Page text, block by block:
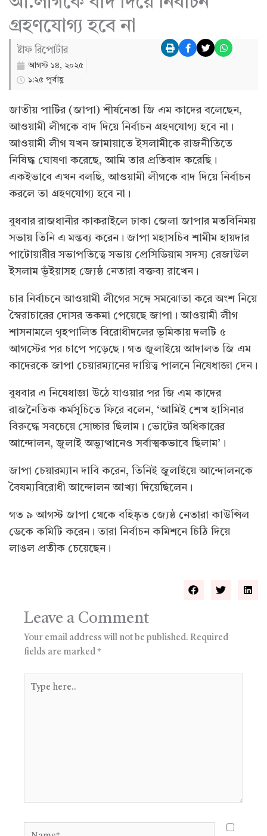
গ্রহণযোগ্য হবে না
ষ্টাফ রিপোর্টার
আগস্ট ১৪, ২০২৫
১:২৫ পূর্বাহ্ণ
জাতীয় পার্টির (জাপা) শীর্ষনেতা জি এম কাদের বলেছেন,
আওয়ামী লীগকে বাদ দিয়ে নির্বাচন গ্রহণযোগ্য হবে না।
আওয়ামী লীগ যখন জামায়াতে ইসলামীকে রাজনীতিতে
নিষিদ্ধ ঘোষণা করেছে, আমি তার প্রতিবাদ করেছি।
একইভাবে এখন বলছি, আওয়ামী লীগকে বাদ দিয়ে নির্বাচন
করলে তা গ্রহণযোগ্য হবে না।
বুধবার রাজধানীর কাকরাইলে ঢাকা জেলা জাপার মতবিনিময়
সভায় তিনি এ মন্তব্য করেন। জাপা মহাসচিব শামীম হায়দার
পাটোয়ারীর সভাপতিত্বে সভায় প্রেসিডিয়াম সদস্য রেজাউল
ইসলাম ভূঁইয়াসহ জ্যেষ্ঠ নেতারা বক্তব্য রাখেন।
চার নির্বাচনে আওয়ামী লীগের সঙ্গে সমঝোতা করে অংশ নিয়ে
স্বৈরাচারের দোসর তকমা পেয়েছে জাপা। আওয়ামী লীগ
শাসনামলে গৃহপালিত বিরোধীদলের ভূমিকায় দলটি ৫
আগস্টের পর চাপে পড়েছে। গত জুলাইয়ে আদালত জি এম
কাদেরকে জাপা চেয়ারম্যানের দায়িত্ব পালনে নিষেধাজ্ঞা দেন।
বুধবার এ নিষেধাজ্ঞা উঠে যাওয়ার পর জি এম কাদের
রাজনৈতিক কর্মসূচিতে ফিরে বলেন, ‘আমিই শেখ হাসিনার
বিরুদ্ধে সবচেয়ে সোচ্চার ছিলাম। ভোটের অধিকারের
আন্দোলন, জুলাই অভ্যুত্থানেও সর্বাত্মকভাবে ছিলাম’।
জাপা চেয়ারম্যান দাবি করেন, তিনিই জুলাইয়ে আন্দোলনকে
বৈষম্যবিরোধী আন্দোলন আখ্যা দিয়েছিলেন।
গত ৯ আগস্ট জাপা থেকে বহিষ্কৃত জ্যেষ্ঠ নেতারা কাউন্সিল
ডেকে কমিটি করেন। তারা নির্বাচন কমিশনে চিঠি দিয়ে
লাঙল প্রতীক চেয়েছেন।
Leave a Comment
Your email address will not be published. Required
fields are marked *
here..